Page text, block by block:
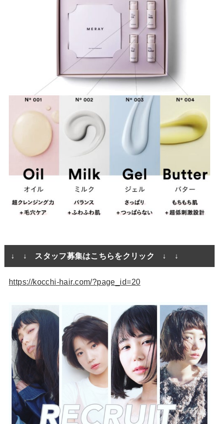
↓ ↓ スタッフ募集はこちらをクリック ↓ ↓
https://kocchi-hair.com/?page_id=20